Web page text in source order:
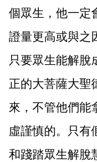
個眾生，他一定
證量更高或與之
只要眾生能解脫
正的大菩薩大聖
來，不管他們能
虛謹慎的。只有
和踐踏眾生解脫